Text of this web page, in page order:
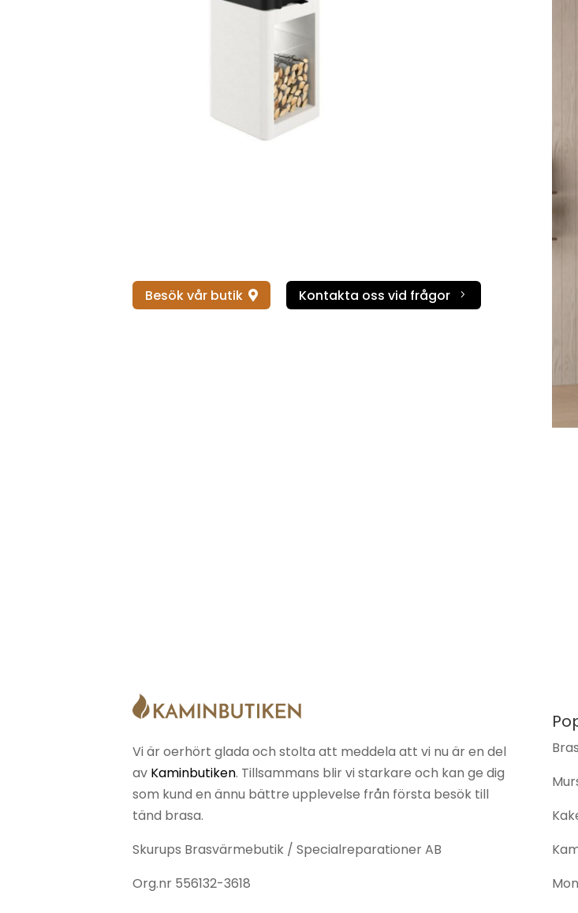
Besök vår butik  Kontakta oss vid frågor 5
Vi är oerhört glada och stolta att meddela att vi nu är en del
av Kaminbutiken. Tillsammans blir vi starkare och kan ge dig
som kund en ännu bättre upplevelse från första besök till
tänd brasa.
Skurups Brasvärmebutik / Specialreparationer AB
Org.nr 556132-3618